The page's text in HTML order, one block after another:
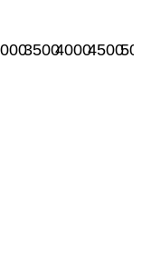
350040004500